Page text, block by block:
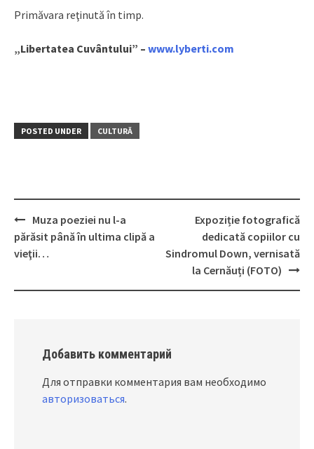
Primăvara reţinută în timp.
„Libertatea Cuvântului” – www.lyberti.com
POSTED UNDER CULTURĂ
Post
navigation
Muza poeziei nu l-a
părăsit până în ultima clipă a
vieţii…
Expoziție fotografică
dedicată copiilor cu
Sindromul Down, vernisată
la Cernăuți (FOTO)
Добавить комментарий
Для отправки комментария вам необходимо
авторизоваться.